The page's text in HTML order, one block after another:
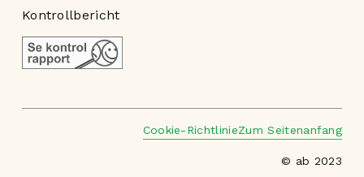
Kontrollbericht
© ab 2023
Cookie-RichtlinieZum Seitenanfang